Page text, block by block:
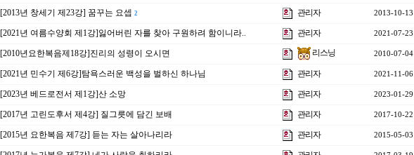
[2013년 창세기 제23강] 꿈꾸는 요셉 2 관리자 2013-10-13
[2021년 여름수양회 제1강]잃어버린 자를 찾아 구원하려 함이니라.. 관리자 2021-07-23
[2010년요한복음제18강]진리의 성령이 오시면 리스닝 2010-07-04
[2021년 민수기 제6강]탐욕스러운 백성을 벌하신 하나님 관리자 2021-11-06
[2023년 베드로전서 제1강]산 소망 관리자 2023-01-29
[2017년 고린도후서 제4강] 질그릇에 담긴 보배 관리자 2017-10-22
[2015년 요한복음 제7강] 듣는 자는 살아나리라 관리자 2015-05-03